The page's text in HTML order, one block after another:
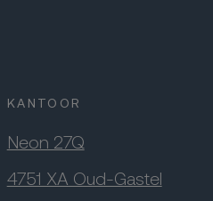
KANTOOR
Neon 27Q
4751 XA Oud-Gastel